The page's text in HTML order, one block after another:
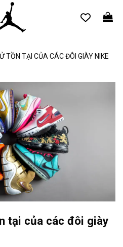
TỒN TẠI CỦA CÁC ĐÔI GIÀY NIKE
tại của các đôi giày